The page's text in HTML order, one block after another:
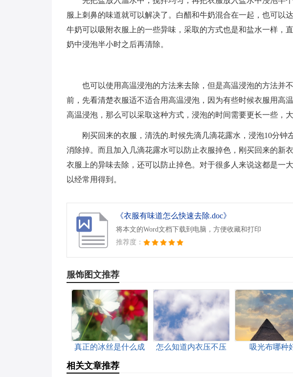
服上刺鼻的味道就可以解决了。白醋和牛奶混合在一起，也可以
牛奶可以吸附衣服上的一些异味，采取的方式也是和盐水一样，
奶中浸泡半小时之后再清除。
也可以使用高温浸泡的方法来去除，但是高温浸泡的方法并
前，先看清楚衣服适不适合用高温浸泡，因为有些时候衣服用高
高温浸泡，那么可以采取这种方式，浸泡的时间需要更长一些，大
刚买回来的衣服，清洗的.时候先滴几滴花露水，浸泡10分钟
消除掉。而且加入几滴花露水可以防止衣服掉色，刚买回来的新
衣服上的异味去除，还可以防止掉色。对于很多人来说这都是一
以经常用得到。
《衣服有味道怎么快速去除.doc》
将本文的Word文档下载到电脑，方便收藏和打印
推荐度：
服饰图文推荐
真正的冰丝是什么成
怎么知道内衣压不压
吸光布哪种
相关文章推荐